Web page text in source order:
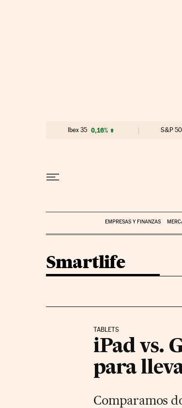
Ibex 35 0,16% S&P
EMPRESAS Y FINANZAS
Smartlife
TABLETS
iPad vs.
para
Comparamos